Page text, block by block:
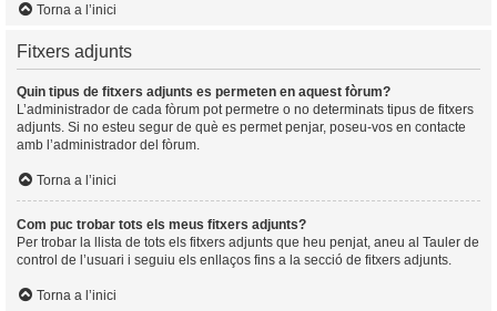
Torna a l’inici
Fitxers adjunts
Quin tipus de fitxers adjunts es permeten en aquest fòrum?
L’administrador de cada fòrum pot permetre o no determinats tipus de fitxers
adjunts. Si no esteu segur de què es permet penjar, poseu-vos en contacte
amb l’administrador del fòrum.
Torna a l’inici
Com puc trobar tots els meus fitxers adjunts?
Per trobar la llista de tots els fitxers adjunts que heu penjat, aneu al Tauler de
control de l’usuari i seguiu els enllaços fins a la secció de fitxers adjunts.
Torna a l’inici